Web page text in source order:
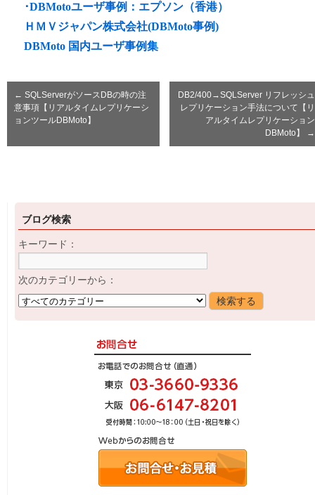
･DBMotoユーザ事例：エプソン（香港）
ＨＭＶジャパン株式会社(DBMoto事例)
DBMoto 国内ユーザ事例集
← SQLServerがソースDBの時の注
意事項【リアルタイムレプリケーシ
ョンツールDBMoto】
DB2/400→SQLServer リフレッシュ
レプリケーション手法について【リ
アルタイムレプリケーション
DBMoto】
→
ブログ検索
キーワード：
次のカテゴリーから：